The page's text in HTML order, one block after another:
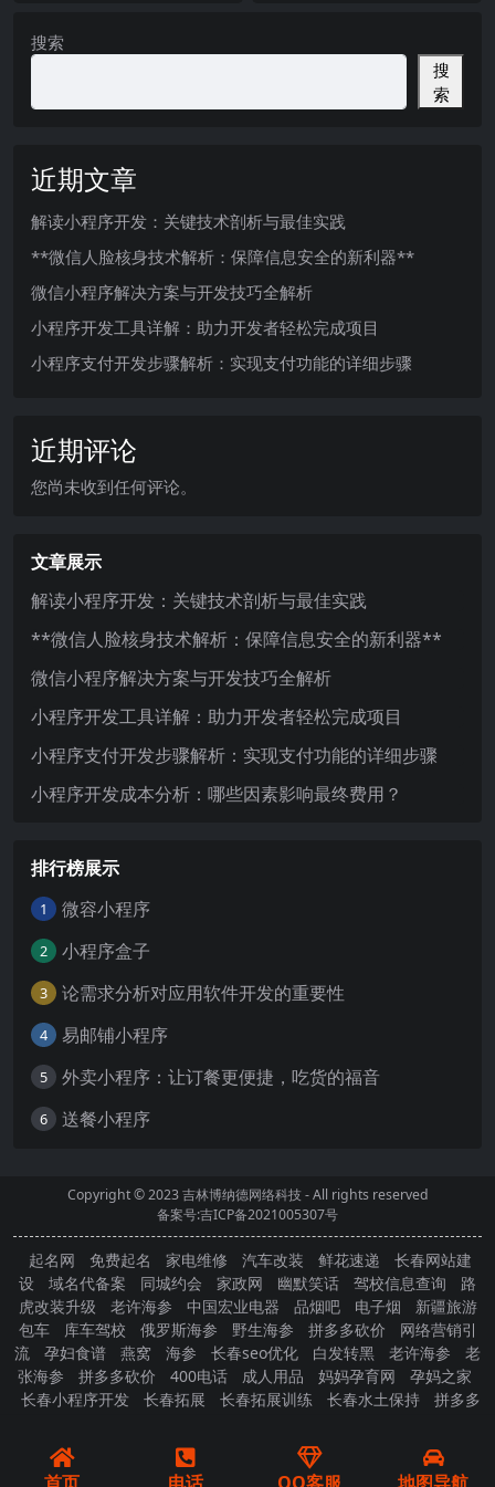
搜索
搜
索
近期文章
解读小程序开发：关键技术剖析与最佳实践
**微信人脸核身技术解析：保障信息安全的新利器**
微信小程序解决方案与开发技巧全解析
小程序开发工具详解：助力开发者轻松完成项目
小程序支付开发步骤解析：实现支付功能的详细步骤
近期评论
您尚未收到任何评论。
文章展示
解读小程序开发：关键技术剖析与最佳实践
**微信人脸核身技术解析：保障信息安全的新利器**
微信小程序解决方案与开发技巧全解析
小程序开发工具详解：助力开发者轻松完成项目
小程序支付开发步骤解析：实现支付功能的详细步骤
小程序开发成本分析：哪些因素影响最终费用？
排行榜展示
1 微容小程序
2 小程序盒子
3 论需求分析对应用软件开发的重要性
4 易邮铺小程序
5 外卖小程序：让订餐更便捷，吃货的福音
6 送餐小程序
Copyright © 2023吉林博纳德网络科技- All rights reserved
备案号:吉ICP备2021005307号
起名网 免费起名 家电维修 汽车改装 鲜花速递
长春网站建
设
域名代备案 同城约会 家政网 幽默笑话 驾校信息查询
路
虎改装升级
老许海参 中国宏业电器 品烟吧 电子烟
新疆旅游
包车
库车驾校 俄罗斯海参 野生海参 拼多多砍价
网络营销引
流
孕妇食谱 燕窝 海参 长春seo优化 白发转黑 老许海参
老
张海参
拼多多砍价 400电话 成人用品 妈妈孕育网
孕妈之家
长春小程序开发
长春拓展 长春拓展训练 长春水土保持
拼多多